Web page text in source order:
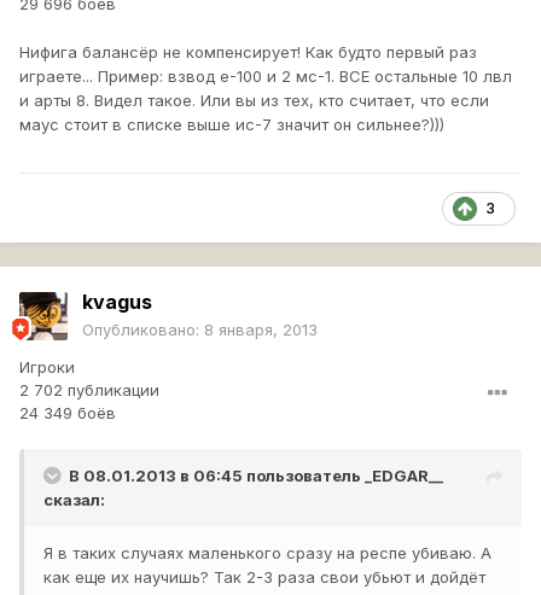
29 696 боёв
Нифига балансёр не компенсирует! Как будто первый раз
играете... Пример: взвод е-100 и 2 мс-1. ВСЕ остальные 10 лвл
и арты 8. Видел такое. Или вы из тех, кто считает, что если
маус стоит в списке выше ис-7 значит он сильнее?)))
3
kvagus
Опубликовано: 8 января, 2013
Игроки
2 702 публикации
24 349 боёв
В 08.01.2013 в 06:45 пользователь _EDGAR__
сказал:
Я в таких случаях маленького сразу на респе убиваю. А
как еще их научишь? Так 2-3 раза свои убьют и дойдёт